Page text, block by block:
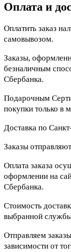
Оплата и
Оплатить заказ
самовывозом.
Заказы,
безналичным
Сбербанка.
Подарочным
покупки только в
Доставка по
Заказы
Оплата заказа
оформлении на
Сбербанка.
Стоимость
выбранной
Отправляем
зависимости от